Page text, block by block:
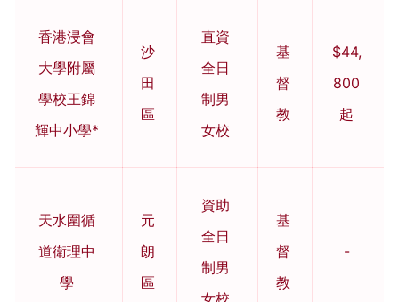
香港浸會
大學附屬
學校王錦
輝中小學*
沙
田
區
直資
全日
制男
女校
基
督
教
$44,
800
起
天水圍循
道衛理中
學
元
朗
區
資助
全日
制男
女校
基
督
教
-